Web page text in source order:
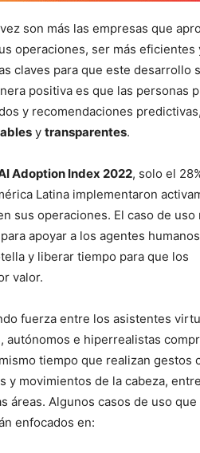
son más las empresas que
operaciones, ser más eficientes
claves para que este desarrollo
positiva es que las personas
y recomendaciones
y transparentes.
Adoption Index 2022, solo el
Latina implementaron
sus operaciones. El caso de uso
apoyar a los agentes
y liberar tiempo para que los
valor.
fuerza entre los asistentes
autónomos e hiperrealistas
tiempo que realizan gestos
y movimientos de la cabeza,
áreas. Algunos casos de uso que
enfocados en: